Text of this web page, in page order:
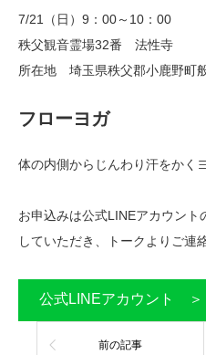
7/21（日）9：00～10：00
秩父観音霊場32番 法性寺
所在地 埼玉県秩父郡小鹿野町
フローヨガ
体の内側からじんわり汗をかく
お申込みは公式LINEアカウント
していただき、トークよりご連
公式LINEアカウント ＞
前の記事